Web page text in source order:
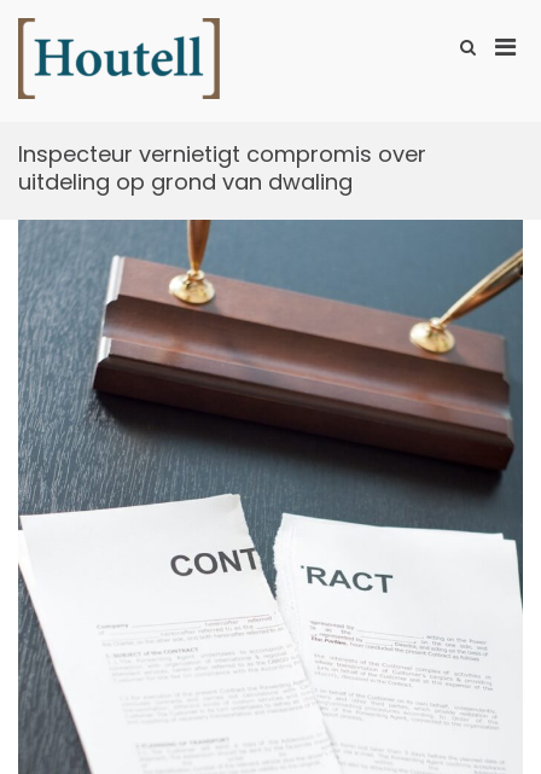
naar
inhoud
Toon
Inspecteur vernietigt compromis over
uitdeling op grond van dwaling